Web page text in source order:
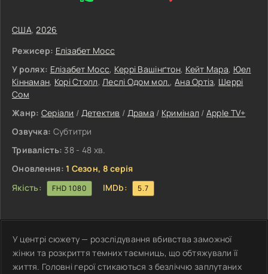
США,2026
Режисер: Елізабет Мосс
У ролях: Елізабет Мосс, Керрі Вашінґтон, Кейт Мара, Юел
Кіннаман, Корі Столл,Леслі Одом мол., Ана Ортіз, Шеррі
Сом
Жанр: Серіали / Детектив / Драма / Кримінал / Apple TV+
Озвучка: Субтитри
Тривалість: 38 - 48 хв.
Оновлення: 1 Сезон, 8 серія
Якість:
FHD 1080 IMDb: 5.7
У центрі сюжету — розслідування вбивства заможної
жінки та розкриття темних таємниць, що обтяжували її
життя. Головні герої стикаються з безліччю заплутаних